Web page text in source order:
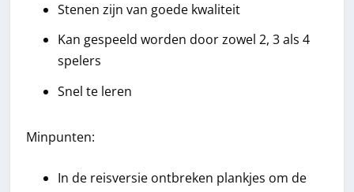
Stenen zijn van goede kwaliteit
Kan gespeeld worden door zowel 2, 3 als 4
spelers
Snel te leren
Minpunten:
In de reisversie ontbreken plankjes om de